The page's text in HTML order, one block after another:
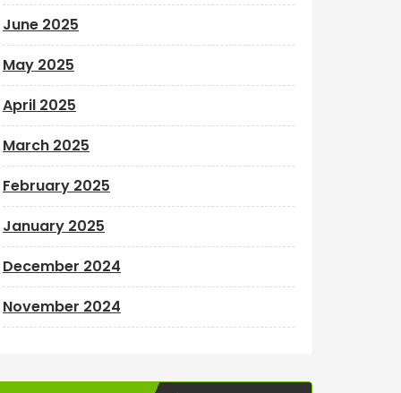
June 2025
May 2025
April 2025
March 2025
February 2025
January 2025
December 2024
November 2024